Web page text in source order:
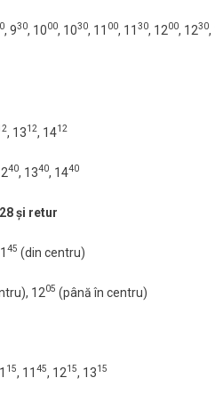
, 930, 1000, 1030, 11 00, 11 30, 1200, 1230,
, 1312, 1412
40, 1340, 1440
şi retur
45 (din centru)
1205 (până în centru)
15, 11 45, 1215, 1315